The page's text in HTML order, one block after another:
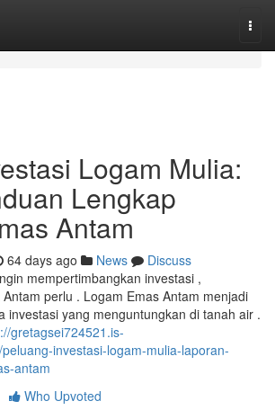
Logam Mulia:
Lengkap
Antam
64 days ago News
Discuss
mempertimbangkan investasi ,
perlu . Logam Emas Antam menjadi
investasi yang menguntungkan di tanah air .
gretagsei724521.is-
investasi-logam-mulia-laporan-
antam
Who Upvoted